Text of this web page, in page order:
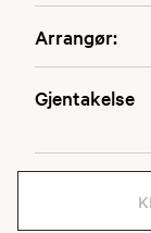
Arrangør:
Gjentakelse